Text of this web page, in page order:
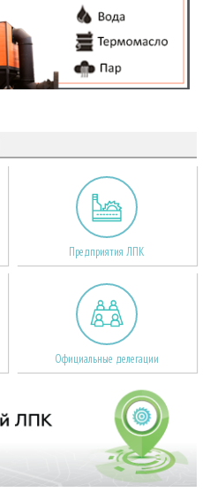
Предприятия ЛПК
Официальные делегации